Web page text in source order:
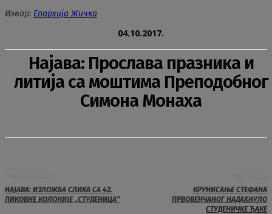
04.10.2017.
Најава: Прослава празника и
литија са моштима Преподобног
Симона Монаха
Извор: Епархија Жичка
НАЈАВА: ИЗЛОЖБА СЛИКА СА 42.
ЛИКОВНЕ КОЛОНИЈЕ „СТУДЕНИЦА“
КРУНИСАЊЕ СТЕФАНА
ПРВОВЕНЧАНОГ НАДАХНУЛО
СТУДЕНИЧКЕ ЂАКЕ